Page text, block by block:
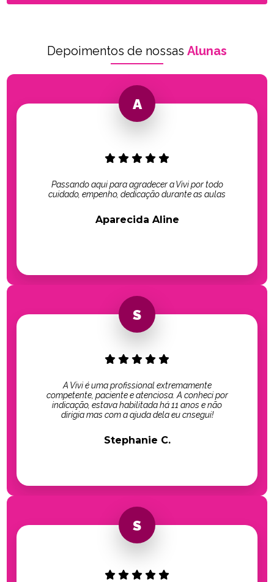
Depoimentos de nossas Alunas
Passando aqui para agradecer a Vivi por todo
cuidado, empenho, dedicação durante as aulas
Aparecida Aline
A Vivi é uma profissional extremamente
competente, paciente e atenciosa. A conheci por
indicação, estava habilitada há 11 anos e não
dirigia mas com a ajuda dela eu cnsegui!
Stephanie C.